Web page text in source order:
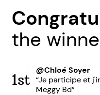
the
1st
@Chloé Soyer
“Je participe et
Meggy Bd”